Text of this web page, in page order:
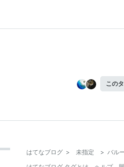
この
はてなブログ > 未指定 > バル